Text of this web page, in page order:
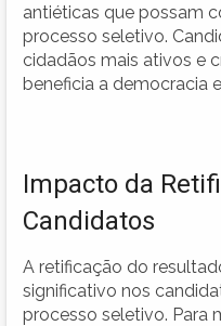
antiéticas que possam
processo seletivo.
cidadãos mais ativos e
beneficia a democracia
Impacto da
Candidatos
A retificação do
significativo nos
processo seletivo. Para